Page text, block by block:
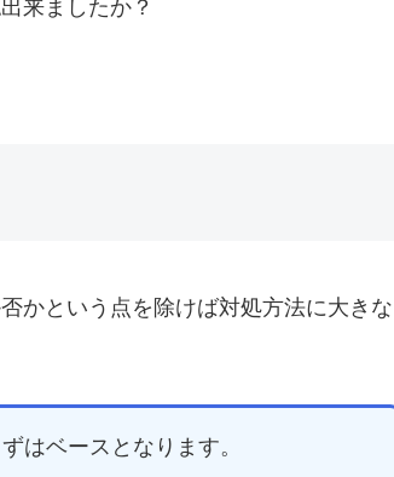
来ましたか？
かという点を除けば対処方法に大きな
はベースとなります。